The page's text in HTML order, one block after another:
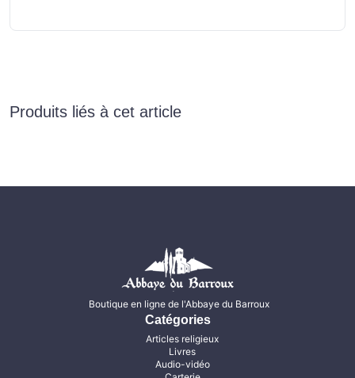
Produits liés à cet article
Boutique en ligne de l'Abbaye du Barroux
Catégories
Articles religieux
Livres
Audio-vidéo